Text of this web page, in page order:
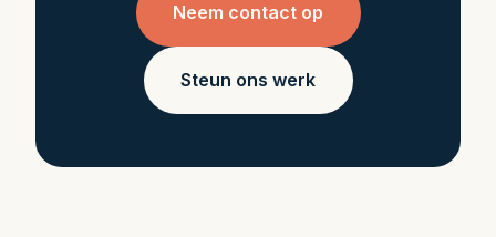
Neem contact op
Steun ons werk